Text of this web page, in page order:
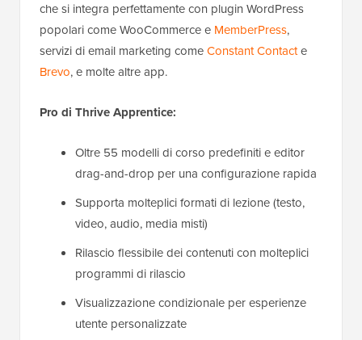
che si integra perfettamente con plugin WordPress
popolari come WooCommerce e MemberPress,
servizi di email marketing comeConstant Contacte
Brevo, e molte altre app.
Pro di Thrive Apprentice:
Oltre 55 modelli di corso predefiniti e editor
drag-and-drop per una configurazione rapida
Supporta molteplici formati di lezione (testo,
video, audio, media misti)
Rilascio flessibile dei contenuti con molteplici
programmi di rilascio
Visualizzazione condizionale per esperienze
utente personalizzate